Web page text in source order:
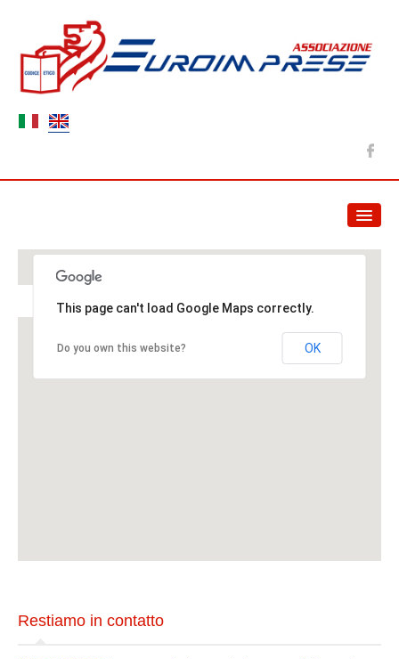
NEWS
Association
SERVICES
This page can't load Google Maps correctly.
Do you own this website? OK
Contatti
Restiamo in contatto